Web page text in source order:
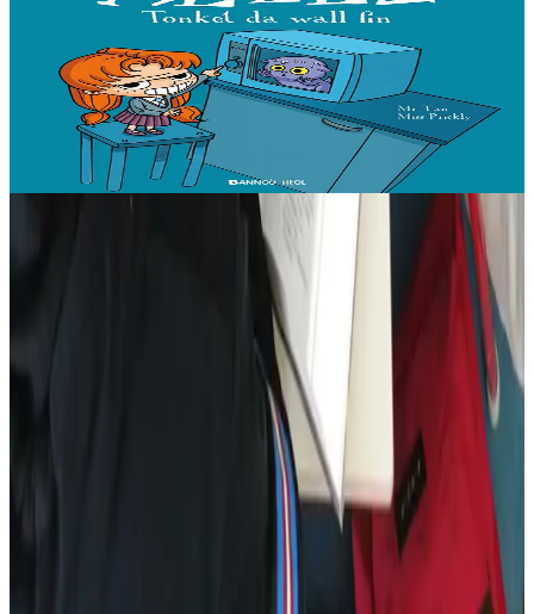
Tonket da wall fin
« Evit lakaat ma zud da dreiñ sot, boureviañ ma c’hazh droch,
stourm a-enep Jadenn hag he mignonezed pe frailhañ kalon Jafrez...
em bez atav mennozhioù dedennus !...
11,50 €
Prenañ